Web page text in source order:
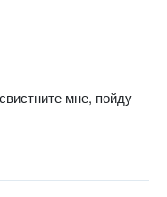
мне, пойду